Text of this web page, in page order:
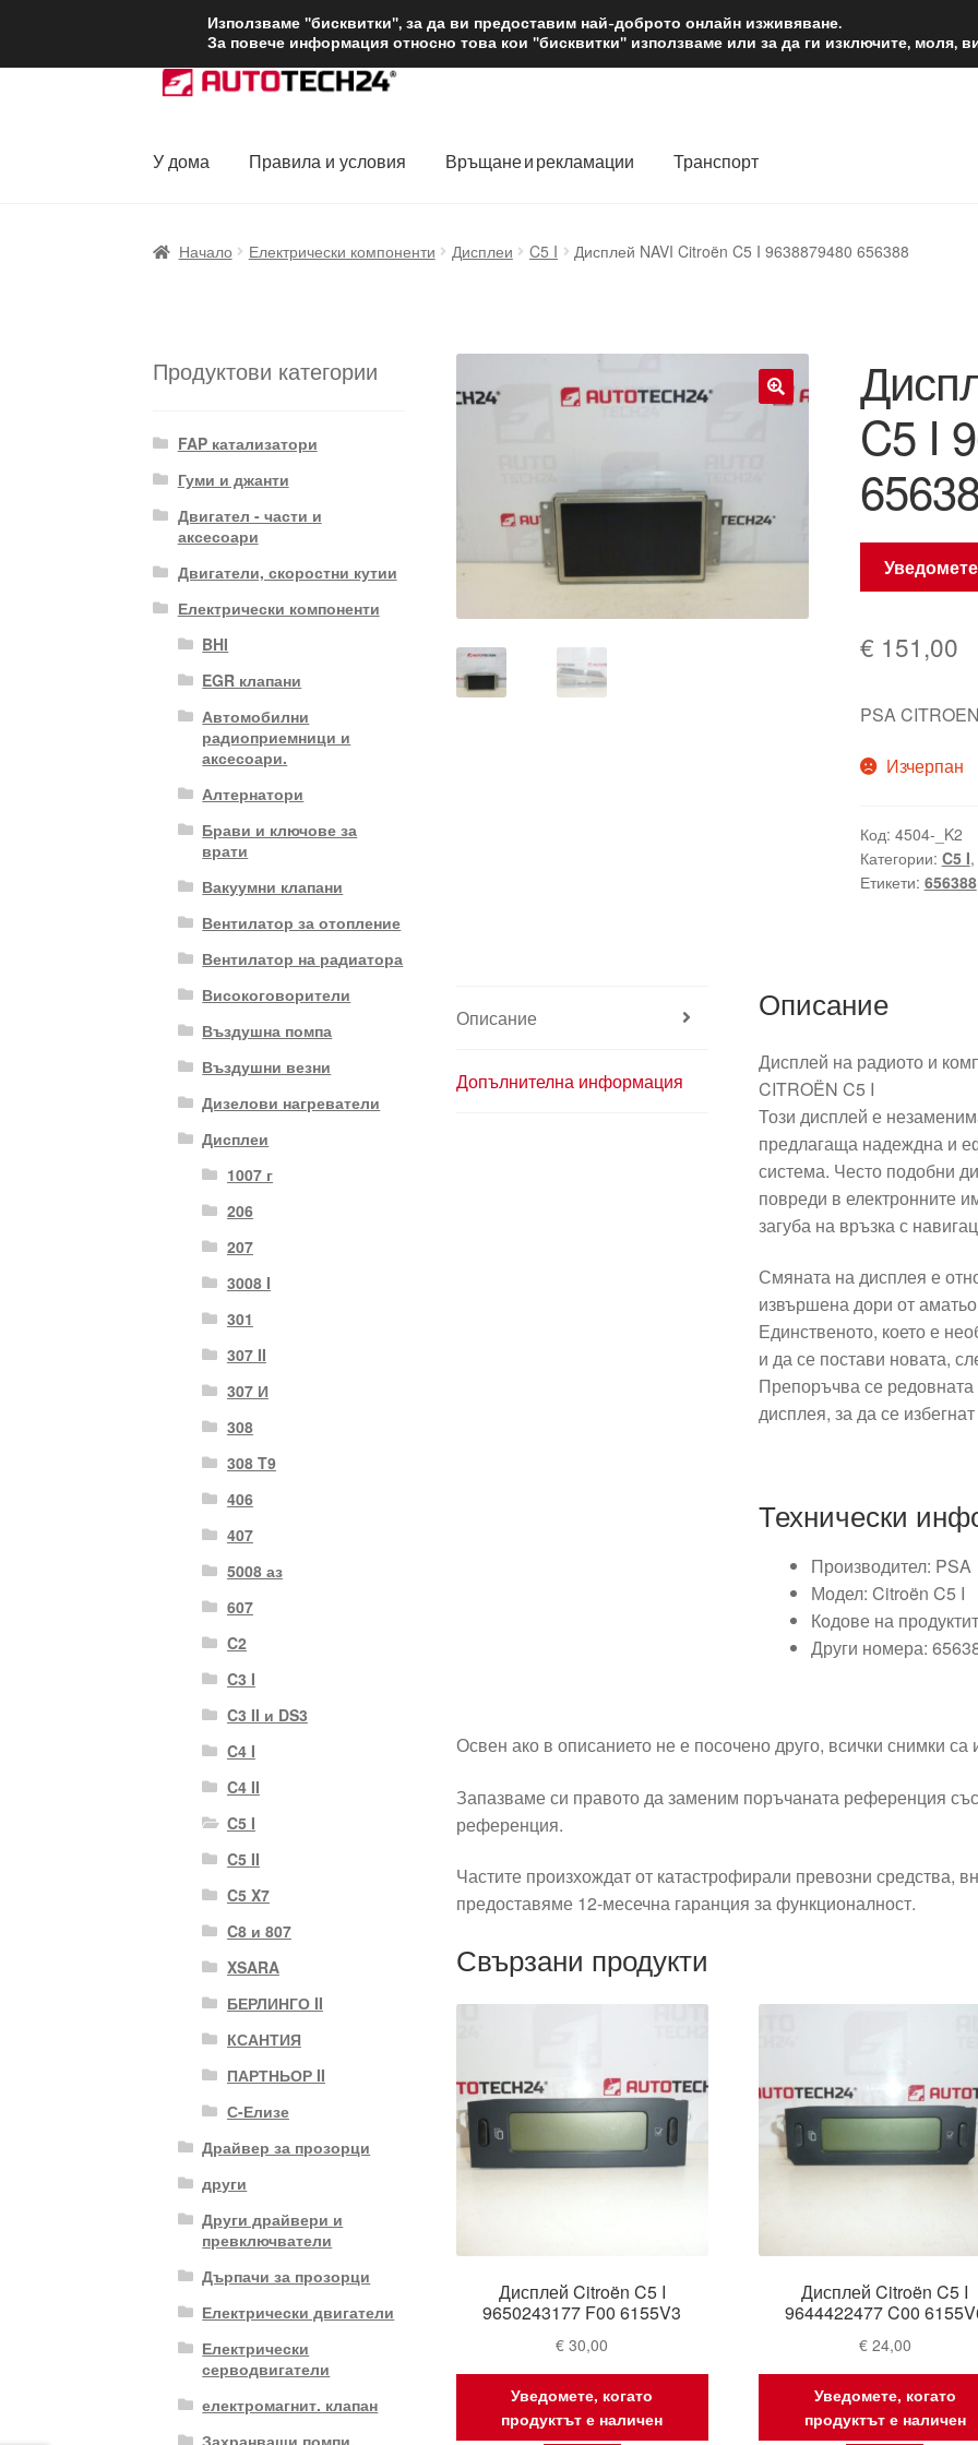
ДОСТАВКА от 12 лв.
Skip
to
Skip
to
У дома
Правила и условия Връщане и рекламации Транспорт
Начало Електрически компоненти Дисплеи C5 I Дисплей NAVI Citroën C5 I 9638879480 656388
C5 I
€ 151,00
PSA
Изчерпан
Код: 4504-_K2
Категории: C5 I,
Етикети: 656388
Описание
Допълнителна информация
Описание
Дисплей на радиото и
CITROËN C5 I
Този дисплей е
предлагаща надеждна и
система. Често подобни
повреди в електронните
загуба на връзка с
Смяната на дисплея е
извършена дори от
Единственото, което е
и да се постави новата,
Препоръчва се
дисплея, за да се
Технически
Производител: PSA
Модел: Citroën C5 I
Кодове на
Други номера:
Освен ако в описанието не е посочено друго, всички снимки са
Запазваме си правото да заменим поръчаната референция
референция.
Частите произхождат от катастрофирали превозни средства,
предоставяме 12-месечна гаранция за функционалност.
Свързани продукти
Дисплей Citroën C5 I
9650243177 F00 6155V3
€ 30,00
Уведомете, когато
продуктът е наличен
Дисплей Citroën C5 I
9644422477 C00
€24,00
Уведомете, когато
продуктът е наличен
Продуктови категории
FAP катализатори
Гуми и джанти
Двигател - части и
аксесоари
Двигатели, скоростни кутии
Електрически компоненти
BHI
EGR клапани
Автомобилни
радиоприемници и
аксесоари.
Алтернатори
Брави и ключове за
врати
Вакуумни клапани
Вентилатор за отопление
Вентилатор на радиатора
Високоговорители
Въздушна помпа
Въздушни везни
Дизелови нагреватели
Дисплеи
1007 г
206
207
3008 I
301
307 II
307 И
308
308 T9
406
407
5008 аз
607
C2
C3 I
C3 II и DS3
C4 I
C4 II
C5 I
C5 II
C5 X7
C8 и 807
XSARA
БЕРЛИНГО II
КСАНТИЯ
ПАРТНЬОР II
С-Елизе
Драйвер за прозорци
други
Други драйвери и
превключватели
Дърпачи за прозорци
Електрически двигатели
Електрически
серводвигатели
електромагнит. клапан
Захранващи помпи,
Използваме "бисквитки", за да ви предоставим най-доброто онлайн изживяване.
За повече информация относно това кои "бисквитки" използваме или за да ги изключите, моля,